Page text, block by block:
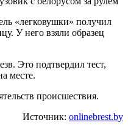
«легковушки» получил
У него взяли образец
Это подтвердил тест,
месте.
происшествия.
Источник: onlinebrest.by